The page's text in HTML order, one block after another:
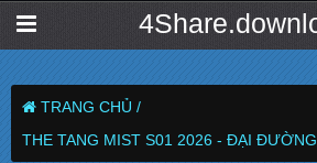
TRANG CHỦ /
THE TANG MIST S01 2026 - ĐẠI